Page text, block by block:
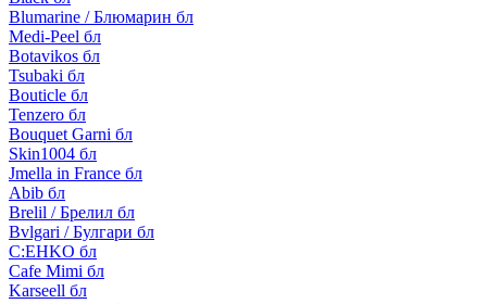
Blumarine / Блюмарин бл
Medi-Peel бл
Botavikos бл
Tsubaki бл
Bouticle бл
Tenzero бл
Bouquet Garni бл
Skin1004 бл
Jmella in France бл
Abib бл
Brelil / Брелил бл
Bvlgari / Булгари бл
C:EHKO бл
Cafe Mimi бл
Karseell бл